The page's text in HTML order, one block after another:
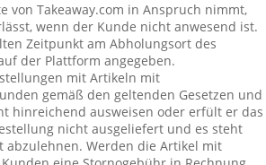
Takeaway.com in Anspruch nimmt,
wenn der Kunde nicht anwesend ist.
Zeitpunkt am Abholungsort des
der Plattform angegeben.
mit Artikeln mit
gemäß den geltenden Gesetzen und
hinreichend ausweisen oder erfült er das
nicht ausgeliefert und es steht
abzulehnen. Werden die Artikel mit